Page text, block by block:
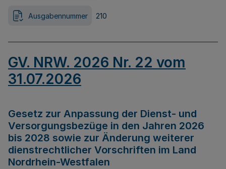
Ausgabennummer 210
GV. NRW. 2026 Nr. 22 vom
31.07.2026
Gesetz zur Anpassung der Dienst- und
Versorgungsbezüge in den Jahren 2026
bis 2028 sowie zur Änderung weiterer
dienstrechtlicher Vorschriften im Land
Nordrhein-Westfalen